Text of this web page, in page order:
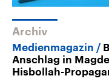
Archiv
Medienmagazin
Anschlag in
Hisbollah-